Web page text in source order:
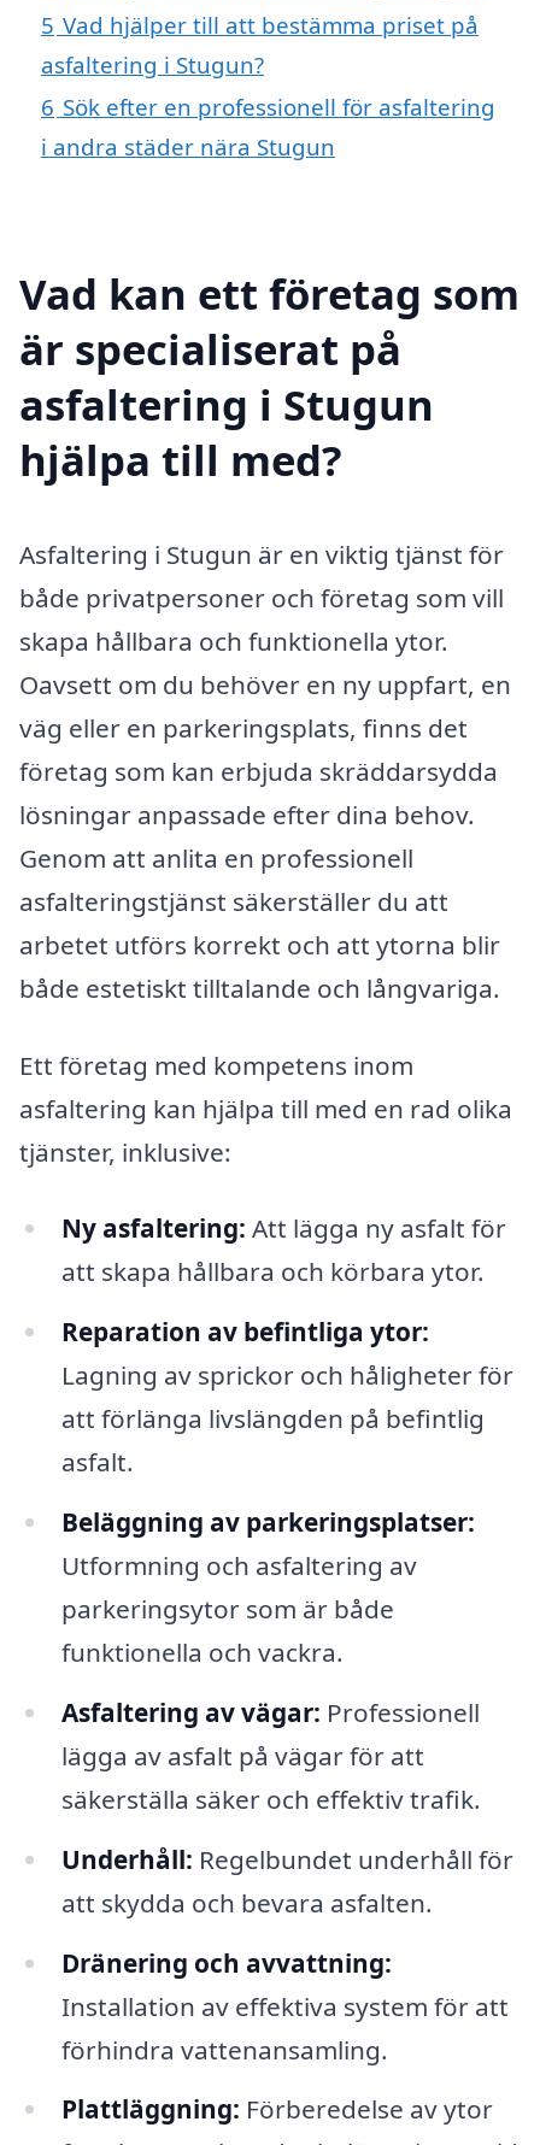
5 Vad hjälper till att bestämma priset på
asfaltering i Stugun?
6 Sök efter en professionell för asfaltering
i andra städer nära Stugun
Vad kan ett företag som
är specialiserat på
asfaltering i Stugun
hjälpa till med?
Asfaltering i Stugun är en viktig tjänst för
både privatpersoner och företag som vill
skapa hållbara och funktionella ytor.
Oavsett om du behöver en ny uppfart, en
väg eller en parkeringsplats, finns det
företag som kan erbjuda skräddarsydda
lösningar anpassade efter dina behov.
Genom att anlita en professionell
asfalteringstjänst säkerställer du att
arbetet utförs korrekt och att ytorna blir
både estetiskt tilltalande och långvariga.
Ett företag med kompetens inom
asfaltering kan hjälpa till med en rad olika
tjänster, inklusive:
Ny asfaltering: Att lägga ny asfalt för
att skapa hållbara och körbara ytor.
Reparation av befintliga ytor:
Lagning av sprickor och håligheter för
att förlänga livslängden på befintlig
asfalt.
Beläggning av parkeringsplatser:
Utformning och asfaltering av
parkeringsytor som är både
funktionella och vackra.
Asfaltering av vägar: Professionell
lägga av asfalt på vägar för att
säkerställa säker och effektiv trafik.
Underhåll: Regelbundet underhåll för
att skydda och bevara asfalten.
Dränering och avvattning:
Installation av effektiva system för att
förhindra vattenansamling.
Plattläggning: Förberedelse av ytor